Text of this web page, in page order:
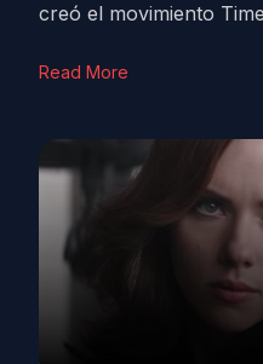
creó el movimiento
Read More